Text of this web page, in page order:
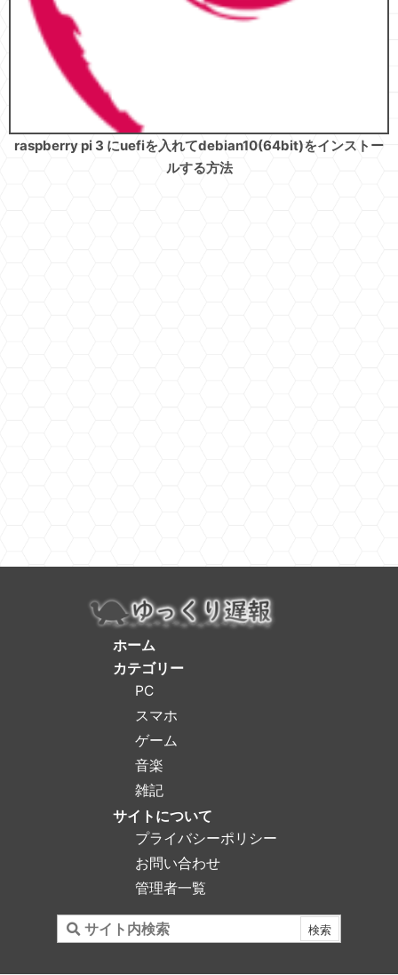
raspberry pi 3 にuefiを入れてdebian10(64bit)をインストー
ルする方法
ホーム
カテゴリー
PC
スマホ
ゲーム
音楽
雑記
サイトについて
プライバシーポリシー
お問い合わせ
管理者一覧